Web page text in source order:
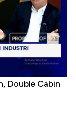
Double Cabin